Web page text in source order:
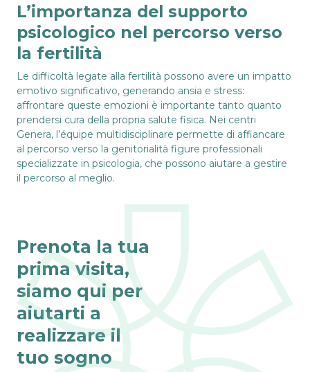
L’importanza del supporto
psicologico nel percorso verso
la fertilità
Le difficoltà legate alla fertilità possono avere un impatto
emotivo significativo, generando ansia e stress:
affrontare queste emozioni è importante tanto quanto
prendersi cura della propria salute fisica. Nei centri
Genera, l’équipe multidisciplinare permette di affiancare
al percorso verso la genitorialità figure professionali
specializzate in psicologia, che possono aiutare a gestire
il percorso al meglio.
Prenota la tua
prima visita,
siamo qui per
aiutarti a
realizzare il
tuo sogno